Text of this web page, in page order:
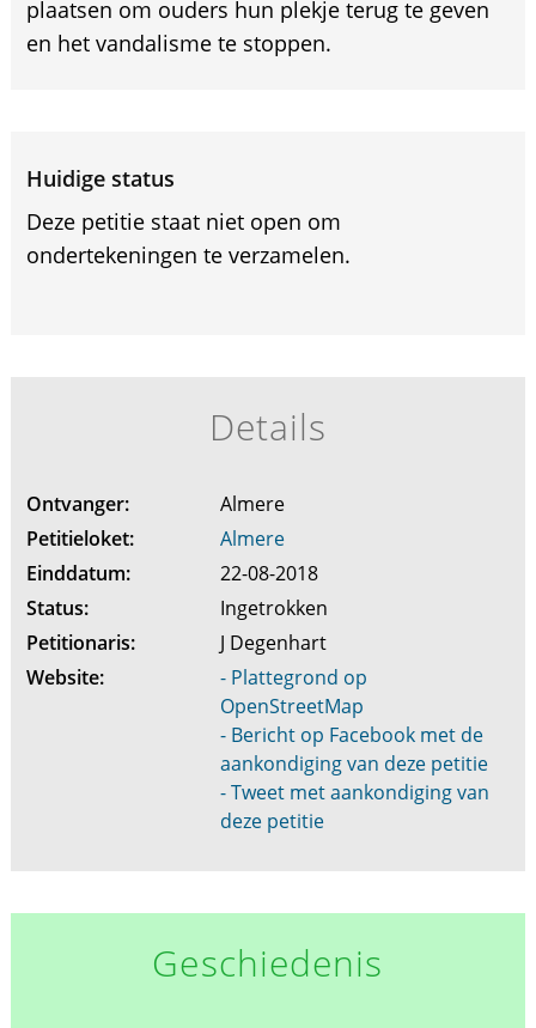
plaatsen om ouders hun plekje terug te geven
en het vandalisme te stoppen.
Huidige status
Deze petitie staat niet open om
ondertekeningen te verzamelen.
Details
Ontvanger:
Almere
Petitieloket:
Almere
Einddatum:
22-08-2018
Status:
Ingetrokken
Petitionaris:
J Degenhart
Website:
- Plattegrond op
OpenStreetMap
- Bericht op Facebook met de
aankondiging van deze petitie
- Tweet met aankondiging van
deze petitie
Geschiedenis